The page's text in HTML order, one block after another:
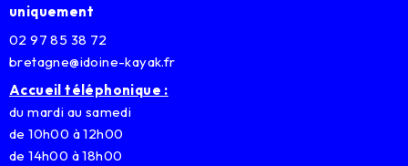
uniquement
02 97 85 38 72
bretagne@idoine-kayak.fr
Accueil téléphonique :
du mardi au samedi
de 10h00 à 12h00
de 14h00 à 18h00